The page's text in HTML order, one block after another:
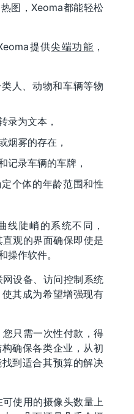
图，Xeoma都能轻松
提供尖端功能 ，
人、动物和车辆等物
录为文本，
烟雾的存在，
记录车辆的车牌，
个体的年龄范围和性
线陡峭的系统不同，
观的界面确保即使是
操作软件。
设备、访问控制系统
其成为希望增强现有
只需一次性付款，得
确保各类企业，从初
到适合其预算的解决
使用的摄像头数量上